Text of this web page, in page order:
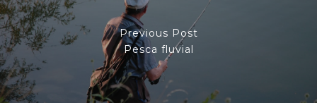
Previous Post
Pesca fluvial